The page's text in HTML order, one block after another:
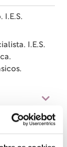
I.E.S.
I.E.S.